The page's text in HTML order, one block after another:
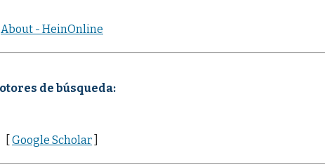
About - HeinOnline
de búsqueda:
Google Scholar